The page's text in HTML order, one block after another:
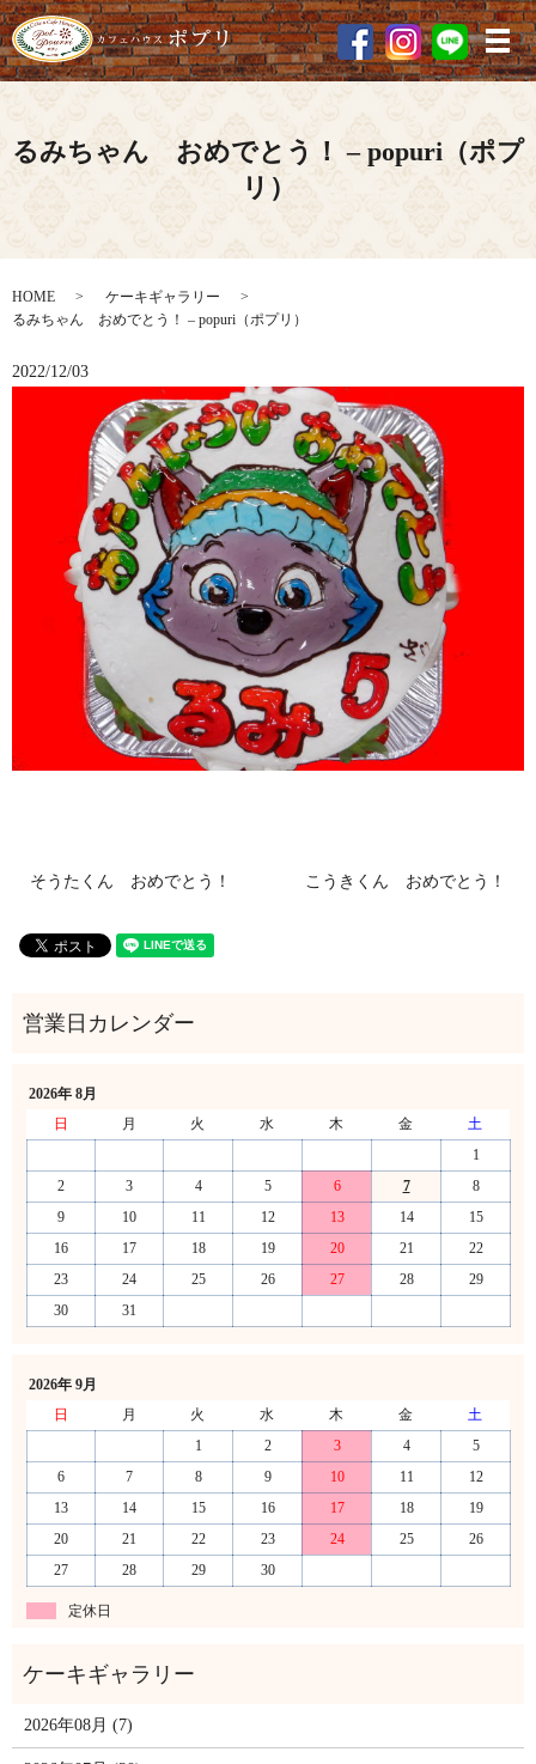
メ
るみちゃん おめでとう！ – popuri（ポプ
リ）
HOME
ケーキギャラリー
るみちゃん おめでとう！ – popuri（ポプリ）
2022/12/03
そうたくん おめでとう！ こうきくん おめでとう！
2026年 8月
日
月 火 水 木 金
土
1
2
3 4 5 6 7
8
9
10 11 12 13 14
15
16
17 18 19 20 21
22
23
24 25 26 27 28
29
30
31
2026年 9月
日
月 火 水 木 金
土
1
2 3 4
5
6
7 8 9 10 11
12
13
14 15 16 17 18
19
20
21 22 23 24 25
26
27
28 29 30
定休日
2026年08月 (7)